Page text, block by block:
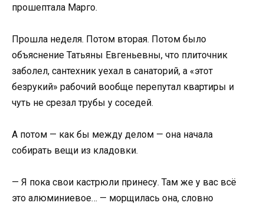
прошептала Марго.
Прошла неделя. Потом вторая. Потом было
объяснение Татьяны Евгеньевны, что плиточник
заболел, сантехник уехал в санаторий, а «этот
безрукий» рабочий вообще перепутал квартиры и
чуть не срезал трубы у соседей.
А потом — как бы между делом — она начала
собирать вещи из кладовки.
— Я пока свои кастрюли принесу. Там же у вас всё
это алюминиевое… — морщилась она, словно